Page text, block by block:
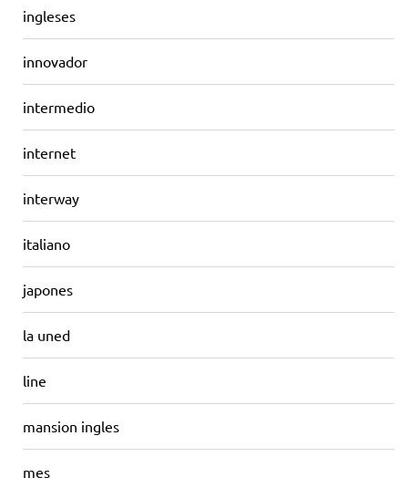
ingleses
innovador
intermedio
internet
interway
italiano
japones
la uned
line
mansion ingles
mes